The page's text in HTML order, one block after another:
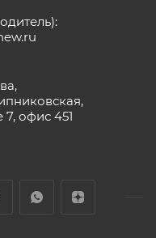
7, офис 451